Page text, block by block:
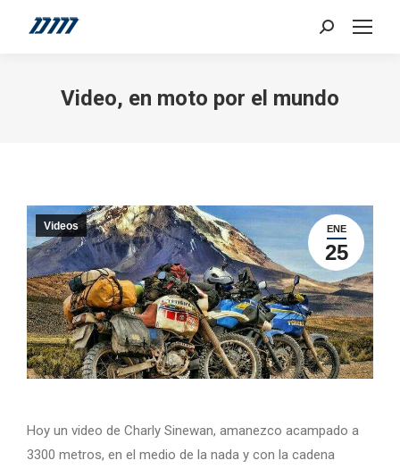
Search:
Video, en moto por el mundo
ENE
25
Videos
Hoy un video de Charly Sinewan, amanezco acampado a
3300 metros, en el medio de la nada y con la cadena